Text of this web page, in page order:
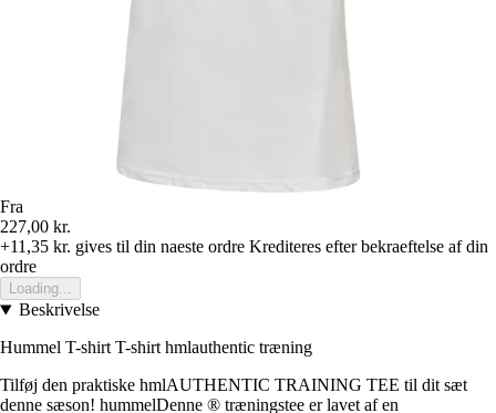
Fra
227,00 kr.
+11,35 kr. gives til din naeste ordre Krediteres efter bekraeftelse af din
ordre
Loading...
Beskrivelse
Hummel T-shirt T-shirt hmlauthentic træning
Tilføj den praktiske hmlAUTHENTIC TRAINING TEE til dit sæt
denne sæson! hummelDenne ® træningstee er lavet af en